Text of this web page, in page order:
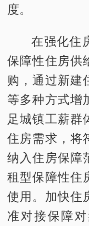
度。
在强化住
保障性住房供
购，通过新建
等多种方式增
足城镇工薪群
住房需求，将
纳入住房保障
租型保障性住
使用。加快住
准对接保障